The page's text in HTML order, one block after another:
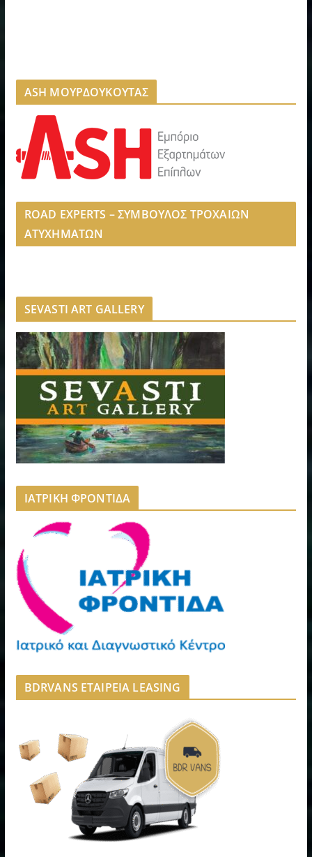
ASH ΜΟΥΡΔΟΥΚΟΥΤΑΣ
ROAD EXPERTS – ΣΥΜΒΟΥΛΟΣ ΤΡΟΧΑΙΩΝ
ΑΤΥΧΗΜΑΤΩΝ
SEVASTI ART GALLERY
ΙΑΤΡΙΚΗ ΦΡΟΝΤΙΔΑ
BDRVANS ΕΤΑΙΡΕΙΑ LEASING